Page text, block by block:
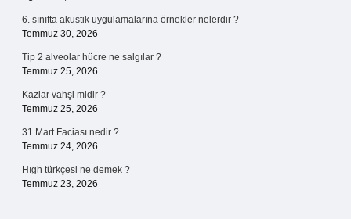
6. sınıfta akustik uygulamalarına örnekler nelerdir ?
Temmuz 30, 2026
Tip 2 alveolar hücre ne salgılar ?
Temmuz 25, 2026
Kazlar vahşi midir ?
Temmuz 25, 2026
31 Mart Faciası nedir ?
Temmuz 24, 2026
Hıgh türkçesi ne demek ?
Temmuz 23, 2026